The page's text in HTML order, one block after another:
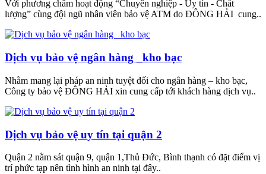
Với phương châm hoạt động “Chuyên nghiệp - Uy tín - Chất
lượng” cùng đội ngũ nhân viên bảo vệ ATM do ĐÔNG HẢI cung..
Dịch vụ bảo vệ ngân hàng _kho bạc
Nhằm mang lại pháp an ninh tuyệt đối cho ngân hàng – kho bạc,
Công ty bảo vệ ĐÔNG HẢI xin cung cấp tới khách hàng dịch vụ..
Dịch vụ bảo vệ uy tín tại quận 2
Quận 2 nằm sát quận 9, quận 1,Thủ Đức, Bình thạnh có đặt điểm vị
trí phức tạp nên tình hình an ninh tại đây..